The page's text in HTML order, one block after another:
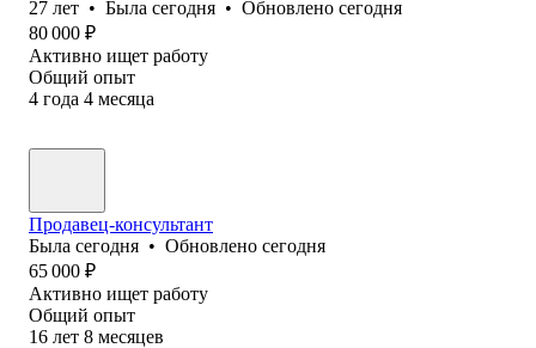
27 лет • Была сегодня • Обновлено сегодня
80 000 ₽
Активно ищет работу
Общий опыт
4 года 4 месяца
Продавец-консультант
Была сегодня • Обновлено сегодня
65 000 ₽
Активно ищет работу
Общий опыт
16 лет 8 месяцев